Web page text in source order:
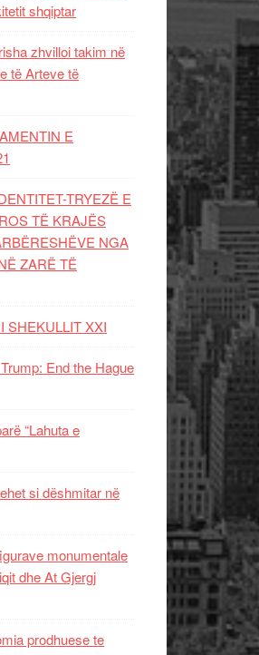
shqiptar
zhvilloi takim në
të Arteve të
E
TRYEZË E
TË KRAJËS
NGA
ZARË TË
SHEKULLIT XXI
End the Hague
“Lahuta e
si dëshmitar në
monumentale
dhe At Gjergj
prodhuese te